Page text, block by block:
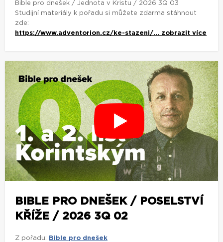
Bible pro dnešek / Jednota v Kristu / 2026 3Q 03
Studijní materiály k pořadu si můžete zdarma stáhnout
zde:
https://www.adventorion.cz/ke-stazeni/... zobrazit více
BIBLE PRO DNEŠEK / POSELSTVÍ
KŘÍŽE / 2026 3Q 02
Z pořadu: Bible pro dnešek